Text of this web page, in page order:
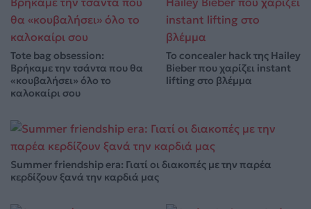
Tote bag obsession:
Βρήκαμε την τσάντα που θα
«κουβαλήσει» όλο το
καλοκαίρι σου
Το concealer hack της Hailey
Bieber που χαρίζει instant
lifting στο βλέμμα
Summer friendship era: Γιατί οι διακοπές με την παρέα
κερδίζουν ξανά την καρδιά μας